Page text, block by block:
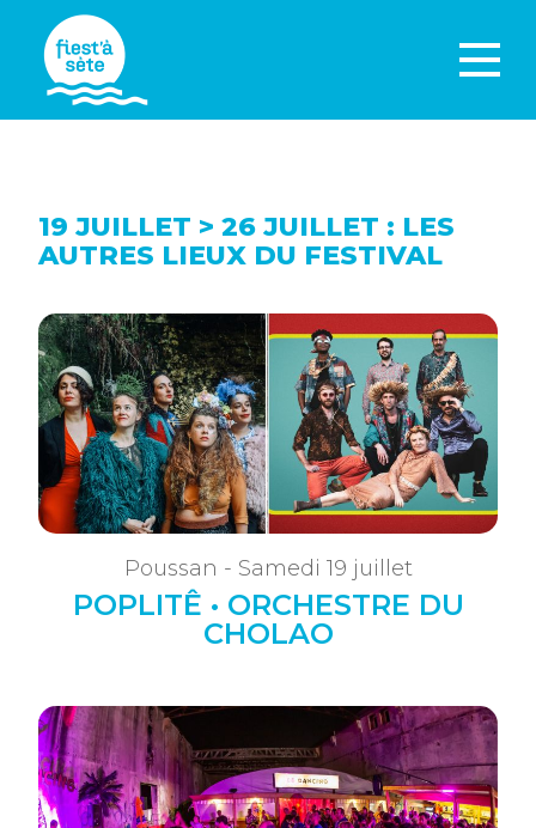
19 JUILLET > 26 JUILLET : LES
AUTRES LIEUX DU FESTIVAL
Poussan - Samedi 19 juillet
POPLITÊ • ORCHESTRE DU
CHOLAO